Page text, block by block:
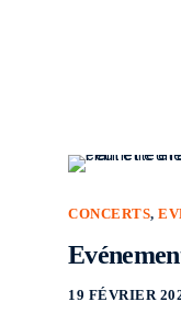
CONCERTS,
19 FÉVRIER